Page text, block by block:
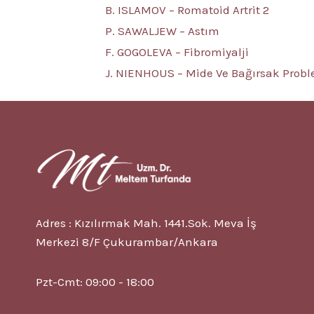
B. ISLAMOV – Romatoid Artrit 2
P. SAWALJEW – Astım
F. GOGOLEVA – Fibromiyalji
J. NIENHOUS – Mide Ve Bağırsak
Adres : Kızılırmak Mah. 1441.Sok. Meva İş
Merkezi 8/F Çukurambar/Ankara
Pzt-Cmt: 09:00 - 18:00